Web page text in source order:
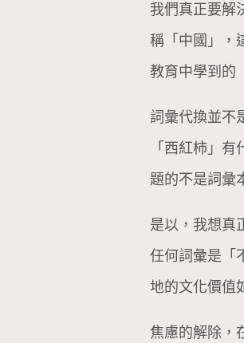
我們真正要解
稱「中國」，
教育中學到的
詞彙代換並不
「西紅柿」
題的不是詞彙
是以，我想真
任何詞彙是「
地的文化價值
焦慮的解除，